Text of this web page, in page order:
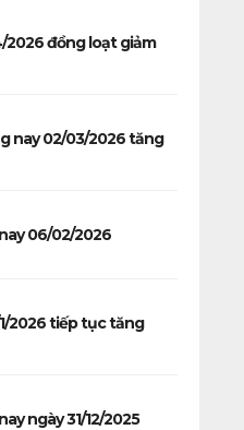
2026 đồng loạt giảm
nay 02/03/2026 tăng
06/02/2026
2026 tiếp tục tăng
ngày 31/12/2025